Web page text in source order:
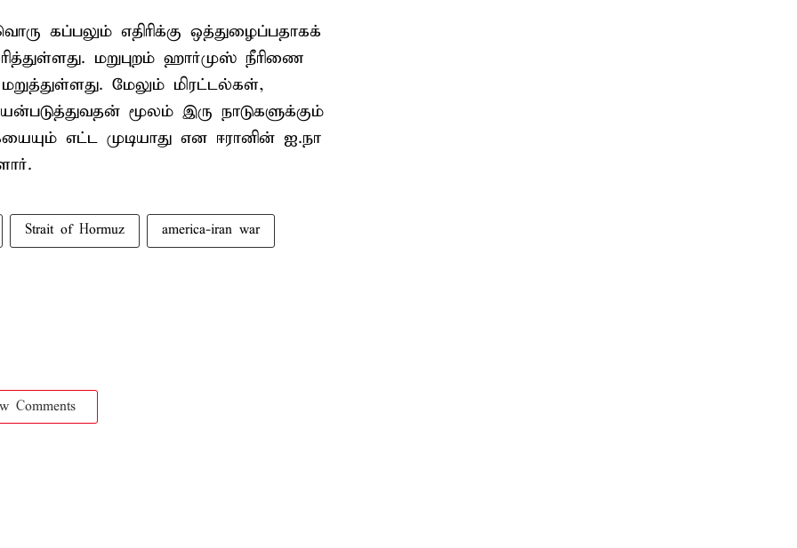
கப்பலும் எதிரிக்கு ஒத்துழைப்பதாகக்
மறுபுறம் ஹார்முஸ் நீரிணை
மேலும் மிரட்டல்கள்,
மூலம் இரு நாடுகளுக்கும்
எட்ட முடியாது என ஈரானின் ஐ.நா
Strait of Hormuz america-iran war
Comments